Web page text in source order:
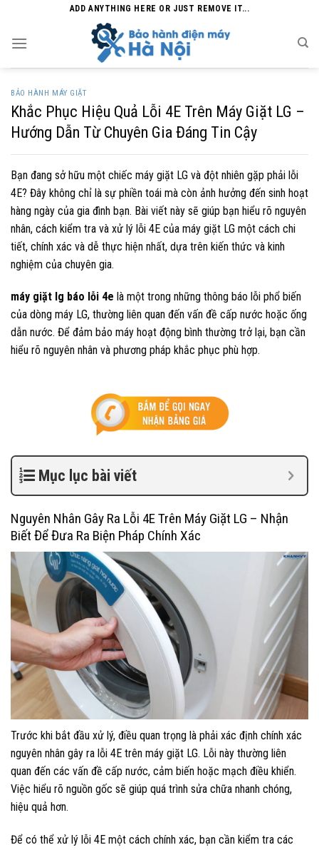
content
ADD ANYTHING HERE OR JUST REMOVE IT...
BẢO HÀNH MÁY GIẶT
Khắc Phục Hiệu Quả Lỗi 4E Trên Máy Giặt LG –
Hướng Dẫn Từ Chuyên Gia Đáng Tin Cậy
Bạn đang sở hữu một chiếc máy giặt LG và đột nhiên gặp phải lỗi
4E? Đây không chỉ là sự phiền toái mà còn ảnh hưởng đến sinh hoạt
hàng ngày của gia đình bạn. Bài viết này sẽ giúp bạn hiểu rõ nguyên
nhân, cách kiểm tra và xử lý lỗi 4E của máy giặt LG một cách chi
tiết, chính xác và dễ thực hiện nhất, dựa trên kiến thức và kinh
nghiệm của chuyên gia.
máy giặt lg báo lỗi 4e là một trong những thông báo lỗi phổ biến
của dòng máy LG, thường liên quan đến vấn đề cấp nước hoặc ống
dẫn nước. Để đảm bảo máy hoạt động bình thường trở lại, bạn cần
hiểu rõ nguyên nhân và phương pháp khắc phục phù hợp.
Mục lục bài viết
Nguyên Nhân Gây Ra Lỗi 4E Trên Máy Giặt LG – Nhận
Biết Để Đưa Ra Biện Pháp Chính Xác
Trước khi bắt đầu xử lý, điều quan trọng là phải xác định chính xác
nguyên nhân gây ra lỗi 4E trên máy giặt LG. Lỗi này thường liên
quan đến các vấn đề cấp nước, cảm biến hoặc mạch điều khiển.
Việc hiểu rõ nguồn gốc sẽ giúp quá trình sửa chữa nhanh chóng,
hiệu quả hơn.
Để có thể xử lý lỗi 4E một cách chính xác, bạn cần kiểm tra các